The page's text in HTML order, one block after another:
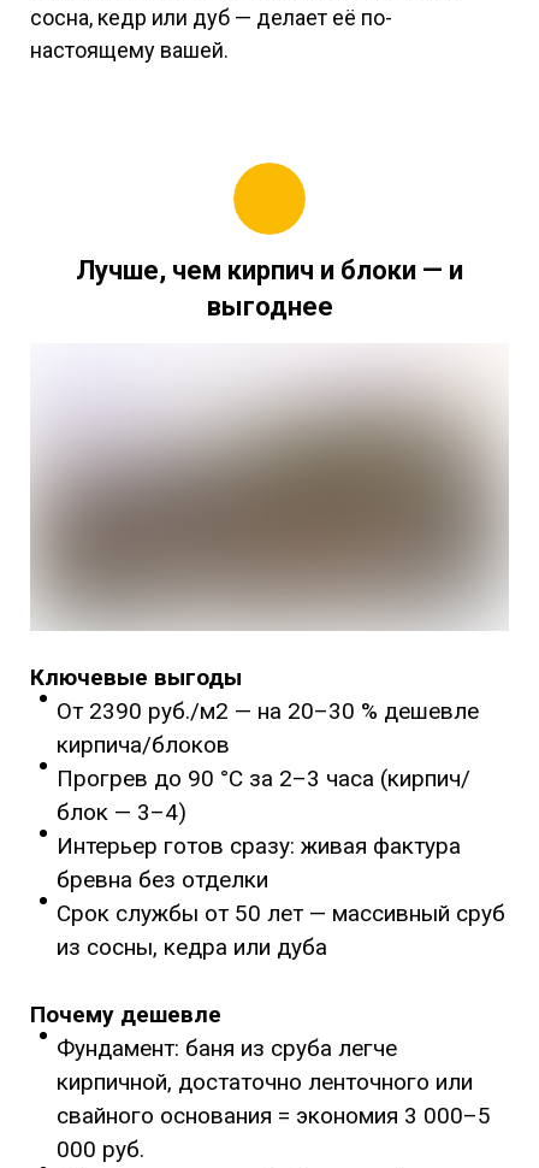
сосна, кедр или дуб — делает её по-
настоящему вашей.
Лучше, чем кирпич и блоки — и
выгоднее
Ключевые выгоды
От 2390 руб./м2 — на 20–30 % дешевле
кирпича/блоков
Прогрев до 90 °C за 2–3 часа (кирпич/
блок — 3–4)
Интерьер готов сразу: живая фактура
бревна без отделки
Срок службы от 50 лет — массивный сруб
из сосны, кедра или дуба
Почему дешевле
Фундамент: баня из сруба легче
кирпичной, достаточно ленточного или
свайного основания = экономия 3 000–5
000 руб.